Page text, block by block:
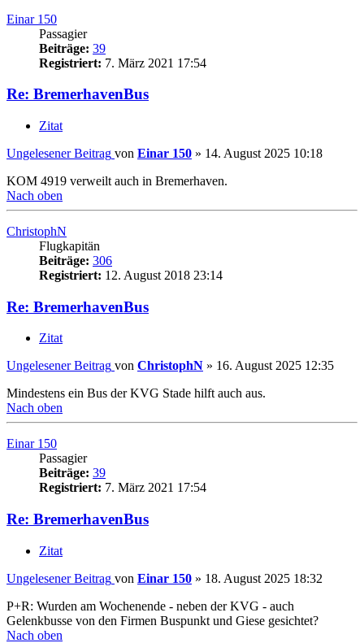
Einar 150
Passagier
Beiträge: 39
Registriert: 7. März 2021 17:54
Re: BremerhavenBus
Zitat
Ungelesener Beitrag von Einar 150 » 14. August 2025 10:18
KOM 4919 verweilt auch in Bremerhaven.
Nach oben
ChristophN
Flugkapitän
Beiträge: 306
Registriert: 12. August 2018 23:14
Re: BremerhavenBus
Zitat
Ungelesener Beitrag von ChristophN » 16. August 2025 12:35
Mindestens ein Bus der KVG Stade hilft auch aus.
Nach oben
Einar 150
Passagier
Beiträge: 39
Registriert: 7. März 2021 17:54
Re: BremerhavenBus
Zitat
Ungelesener Beitrag von Einar 150 » 18. August 2025 18:32
P+R: Wurden am Wochenende - neben der KVG - auch
Gelenkbusse von den Firmen Buspunkt und Giese gesichtet?
Nach oben